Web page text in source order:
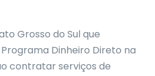
Grosso do Sul que
Dinheiro Direto na
contratar serviços de